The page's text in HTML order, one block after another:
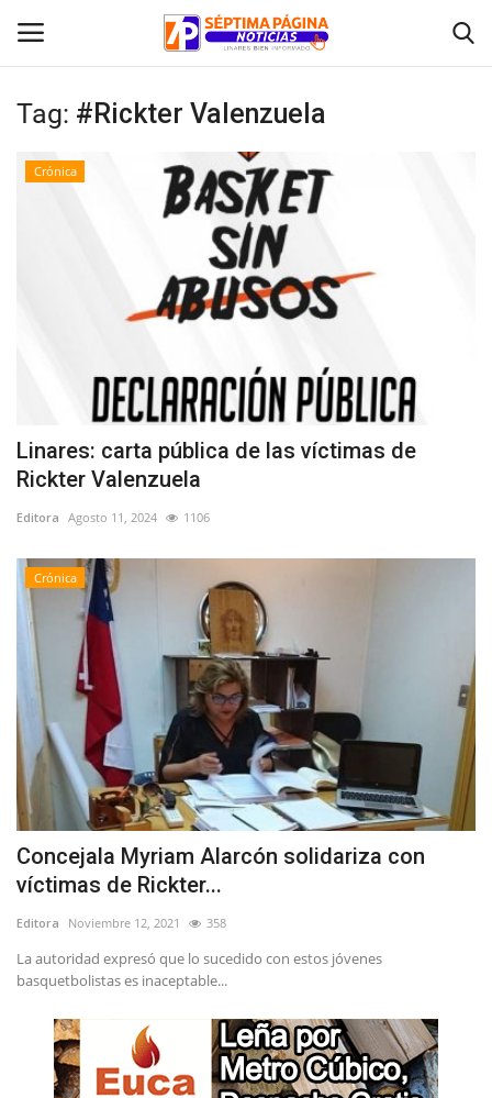
Espectáculos
Tag: #Rickter Valenzuela
Crónica
Linares: carta pública de las víctimas de
Rickter Valenzuela
Editora Agosto 11, 2024 1106
Crónica
Concejala Myriam Alarcón solidariza con
víctimas de Rickter...
Editora Noviembre 12, 2021 358
La autoridad expresó que lo sucedido con estos jóvenes
basquetbolistas es inaceptable...